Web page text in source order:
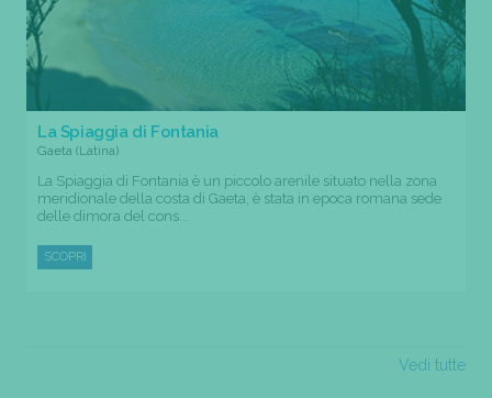
La Spiaggia di Fontania
Gaeta (Latina)
La Spiaggia di Fontania è un piccolo arenile situato nella zona
meridionale della costa di Gaeta, è stata in epoca romana sede
delle dimora del cons...
SCOPRI
Vedi tutte